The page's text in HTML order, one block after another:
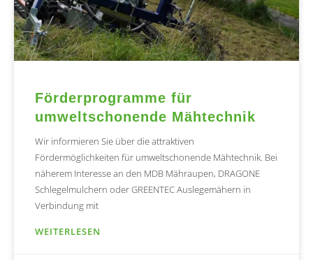
Förderprogramme für
umweltschonende Mähtechnik
Wir informieren Sie über die attraktiven
Fördermöglichkeiten für umweltschonende Mähtechnik. Bei
näherem Interesse an den MDB Mähraupen, DRAGONE
Schlegelmulchern oder GREENTEC Auslegemähern in
Verbindung mit
WEITERLESEN